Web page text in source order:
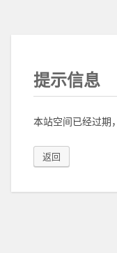
提示信息
本站空间已经过期
返回